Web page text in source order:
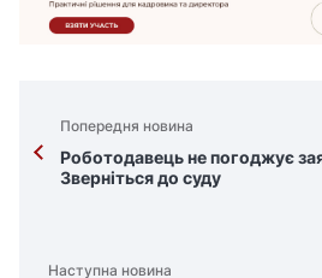
Попередня новина
Роботодавець не погоджує
Зверніться до суду
Наступна новина